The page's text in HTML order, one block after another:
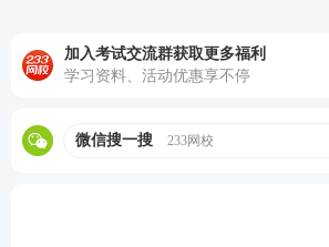
字，直接粘贴
证号码
加入考试交流群获取更多福利
学习资料、活动优惠享不停
微信搜一搜 233网校